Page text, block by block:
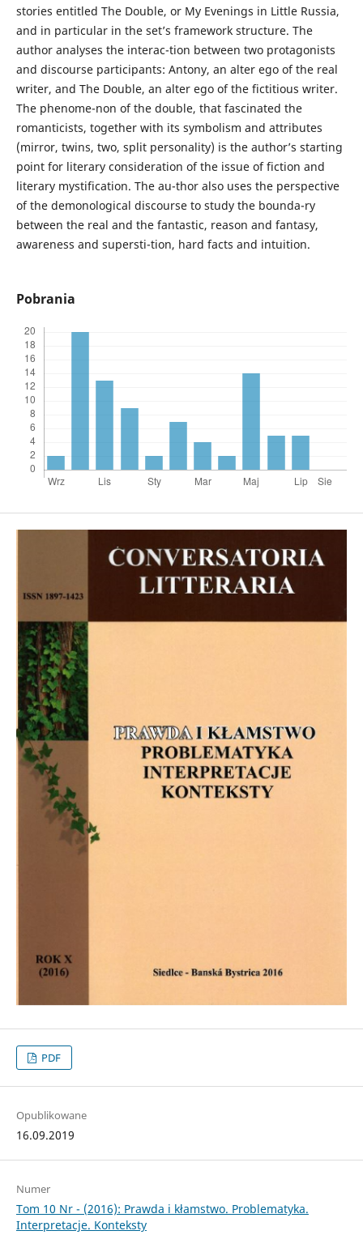
stories entitled The Double, or My Evenings in Little Russia,
and in particular in the set’s framework structure. The
author analyses the interac-tion between two protagonists
and discourse participants: Antony, an alter ego of the real
writer, and The Double, an alter ego of the fictitious writer.
The phenome-non of the double, that fascinated the
romanticists, together with its symbolism and attributes
(mirror, twins, two, split personality) is the author’s starting
point for literary consideration of the issue of fiction and
literary mystification. The au-thor also uses the perspective
of the demonological discourse to study the bounda-ry
between the real and the fantastic, reason and fantasy,
awareness and supersti-tion, hard facts and intuition.
Pobrania
PDF
Opublikowane
16.09.2019
Numer
Tom 10 Nr - (2016): Prawda i kłamstwo. Problematyka.
Interpretacje. Konteksty